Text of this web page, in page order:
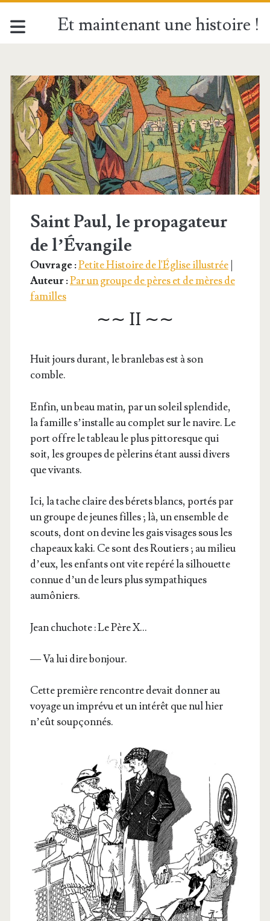
Et maintenant une histoire !
Étiquette :
<span>Damas</
Saint Paul, le propagateur
de l’Évangile
Ouvrage :Petite Histoire de l'Église illustrée|
Auteur :Par un groupe de pères et de mères de
familles
∼∼ II ∼∼
Huit jours durant, le bran­le­bas est à son
comble.
Enfin, un beau matin, par un soleil splen­dide,
la famille s’ins­talle au com­plet sur le navire. Le
port offre le tableau le plus pit­to­resque qui
soit, les groupes de pèle­rins étant aus­si divers
que vivants.
Ici, la tache claire des bérets blancs, por­tés par
un groupe de jeunes filles ; là, un ensemble de
scouts, dont on devine les gais visages sous les
cha­peaux kaki. Ce sont des Rou­tiers ; au milieu
d’eux, les enfants ont vite repé­ré la sil­houette
connue d’un de leurs plus sym­pa­thiques
aumôniers.
Jean chu­chote : Le Père X…
— Va lui dire bonjour.
Cette pre­mière ren­contre devait don­ner au
voyage un impré­vu et un inté­rêt que nul hier
n’eût soupçonnés.